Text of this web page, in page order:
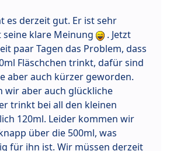
es derzeit gut. Er ist sehr
klare Meinung
. Jetzt
paar Tagen das Problem, dass
Fläschchen trinkt, dafür sind
aber auch kürzer geworden.
wir aber auch glückliche
trinkt bei all den kleinen
120ml. Leider kommen wir
über die 500ml, was
für ihn ist. Wir müssen derzeit